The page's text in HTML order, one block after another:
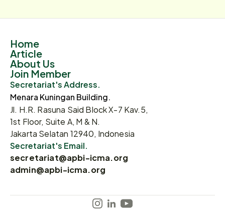
Home
Article
About Us
Join Member
Secretariat's Address.
Menara Kuningan Building.
Jl. H.R. Rasuna Said Block X-7 Kav.5,
1st Floor, Suite A, M & N.
Jakarta Selatan 12940, Indonesia
Secretariat's Email.
secretariat@apbi-icma.org
admin@apbi-icma.org